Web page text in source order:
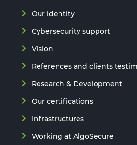
Our identity
Cybersecurity support
Vision
References and clients
Research & Development
Our certifications
Infrastructures
Working at AlgoSecure